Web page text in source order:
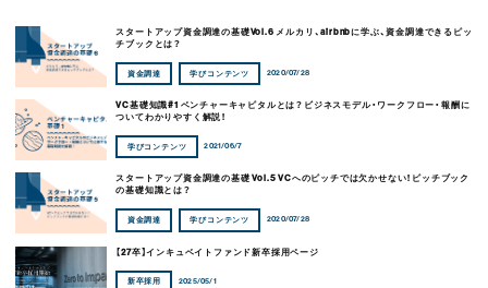
スタートアップ資金調達の基礎Vol.6 メルカリ、airbnbに学ぶ、資金調達できるピッ
チブックとは？
資金調達 学びコンテンツ 2020/07/28
VC基礎知識#1 ベンチャーキャピタルとは？ビジネスモデル・ワークフロー・報酬に
ついてわかりやすく解説！
学びコンテンツ 2021/06/7
スタートアップ資金調達の基礎 Vol.5 VCへのピッチでは欠かせない！ピッチブック
の基礎知識とは？
資金調達 学びコンテンツ 2020/07/28
【27卒】インキュベイトファンド新卒採用ページ
新卒採用 2025/05/1